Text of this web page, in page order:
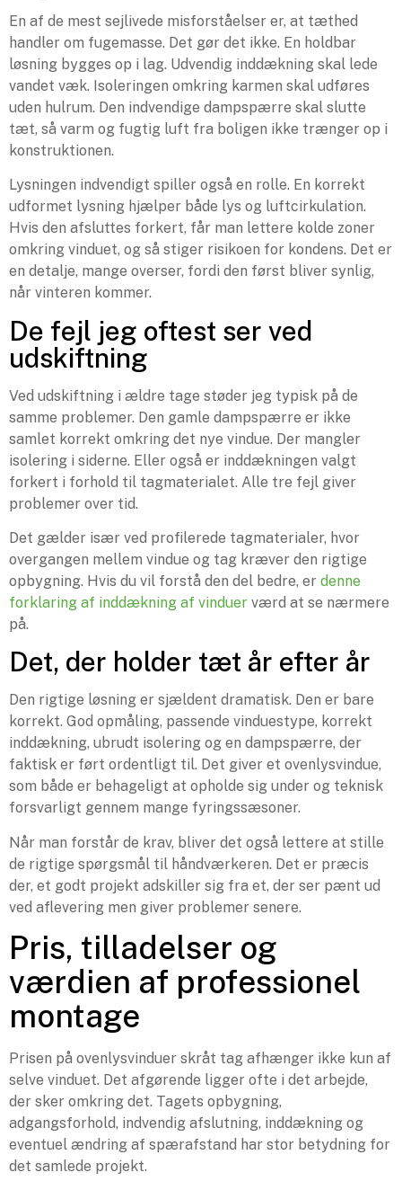
En af de mest sejlivede misforståelser er, at tæthed
handler om fugemasse. Det gør det ikke. En holdbar
løsning bygges op i lag. Udvendig inddækning skal lede
vandet væk. Isoleringen omkring karmen skal udføres
uden hulrum. Den indvendige dampspærre skal slutte
tæt, så varm og fugtig luft fra boligen ikke trænger op i
konstruktionen.
Lysningen indvendigt spiller også en rolle. En korrekt
udformet lysning hjælper både lys og luftcirkulation.
Hvis den afsluttes forkert, får man lettere kolde zoner
omkring vinduet, og så stiger risikoen for kondens. Det er
en detalje, mange overser, fordi den først bliver synlig,
når vinteren kommer.
De fejl jeg oftest ser ved
udskiftning
Ved udskiftning i ældre tage støder jeg typisk på de
samme problemer. Den gamle dampspærre er ikke
samlet korrekt omkring det nye vindue. Der mangler
isolering i siderne. Eller også er inddækningen valgt
forkert i forhold til tagmaterialet. Alle tre fejl giver
problemer over tid.
Det gælder især ved profilerede tagmaterialer, hvor
overgangen mellem vindue og tag kræver den rigtige
opbygning. Hvis du vil forstå den del bedre, er denne
forklaring af inddækning af vinduer værd at se nærmere
på.
Det, der holder tæt år efter år
Den rigtige løsning er sjældent dramatisk. Den er bare
korrekt. God opmåling, passende vinduestype, korrekt
inddækning, ubrudt isolering og en dampspærre, der
faktisk er ført ordentligt til. Det giver et ovenlysvindue,
som både er behageligt at opholde sig under og teknisk
forsvarligt gennem mange fyringssæsoner.
Når man forstår de krav, bliver det også lettere at stille
de rigtige spørgsmål til håndværkeren. Det er præcis
der, et godt projekt adskiller sig fra et, der ser pænt ud
ved aflevering men giver problemer senere.
Pris, tilladelser og
værdien af professionel
montage
Prisen på ovenlysvinduer skråt tag afhænger ikke kun af
selve vinduet. Det afgørende ligger ofte i det arbejde,
der sker omkring det. Tagets opbygning,
adgangsforhold, indvendig afslutning, inddækning og
eventuel ændring af spærafstand har stor betydning for
det samlede projekt.